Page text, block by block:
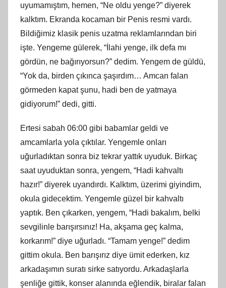
uyumamıştım, hemen, “Ne oldu yenge?” diyerek
kalktım. Ekranda kocaman bir Penis resmi vardı.
Bildiğimiz klasik penis uzatma reklamlarından biri
işte. Yengeme gülerek, “İlahi yenge, ilk defa mı
gördün, ne bağırıyorsun?” dedim. Yengem de güldü,
“Yok da, birden çıkınca şaşırdım… Amcan falan
görmeden kapat şunu, hadi ben de yatmaya
gidiyorum!” dedi, gitti.
Ertesi sabah 06:00 gibi babamlar geldi ve
amcamlarla yola çıktılar. Yengemle onları
uğurladıktan sonra biz tekrar yattık uyuduk. Birkaç
saat uyuduktan sonra, yengem, “Hadi kahvaltı
hazır!” diyerek uyandırdı. Kalktım, üzerimi giyindim,
okula gidecektim. Yengemle güzel bir kahvaltı
yaptık. Ben çıkarken, yengem, “Hadi bakalım, belki
sevgilinle barışırsınız! Ha, akşama geç kalma,
korkarım!” diye uğurladı. “Tamam yenge!” dedim
gittim okula. Ben barışırız diye ümit ederken, kız
arkadaşımın suratı sirke satıyordu. Arkadaşlarla
şenliğe gittik, konser alanında eğlendik, biralar falan